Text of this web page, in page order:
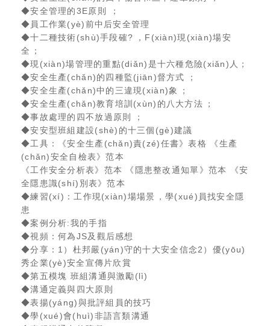
◆安全管理的3E原則；
◆員工作業(yè)前中后安全管理
◆十二種技術(shù)手段確?，F(xiàn)現(xiàn)場安
全；
◆現(xiàn)場管理的重點(diǎn)是十六種危險(xiǎn)人；
◆安全生產(chǎn)的四種監(jiān)督方式；
◆安全生產(chǎn)中的三違現(xiàn)象；
◆安全生產(chǎn)教育培訓(xùn)的八大方法；
◆事故處理的四不放過原則；
◆安安型班組建設(shè)的十三個(gè)建議
◆工具：《安全生產(chǎn)責(zé)任書》表格 《生產
(chǎn)安全自檢表》范本
《工作安全分析表》范本 《隱患整改通知單》范本 《安
全隱患識(shí)別表》范本
◆練習(xí)：工作現(xiàn)場場景，學(xué)員找安全隱
患
◆案例分析:我的手指
◆視頻：何為JS及觀后感想
◆分享：1）杜邦嚴(yán)守的十大安全信念2）優(yōu)
秀企業(yè)安全宣傳片欣賞
◆第五模塊 班組溝通與激勵(lì)
◆溝通定義與四大原則
◆表揚(yáng)與批評組員的技巧
◆學(xué)會(huì)非語言類溝通